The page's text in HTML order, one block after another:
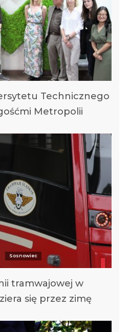
Technicznego
Metropolii
Sosnowiec
tramwajowej w
się przez zimę